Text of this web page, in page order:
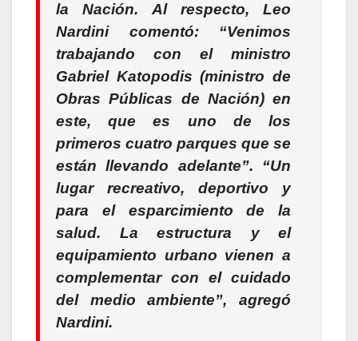
la Nación. Al respecto, Leo
Nardini comentó: “Venimos
trabajando con el ministro
Gabriel Katopodis (ministro de
Obras Públicas de Nación) en
este, que es uno de los
primeros cuatro parques que se
están llevando adelante”. “Un
lugar recreativo, deportivo y
para el esparcimiento de la
salud. La estructura y el
equipamiento urbano vienen a
complementar con el cuidado
del medio ambiente”, agregó
Nardini.